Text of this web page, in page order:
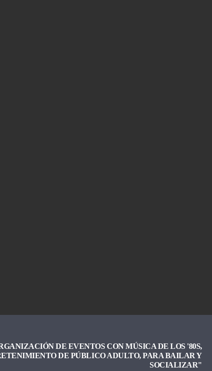
DE EVENTOS CON MÚSICA DE LOS '80S,
DE PÚBLICO ADULTO, PARA BAILAR Y
SOCIALIZAR"